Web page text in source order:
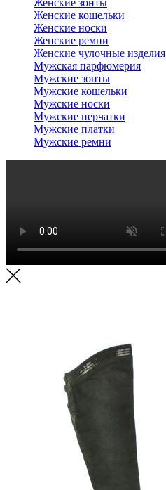
Женские зонты
Женские кошельки
Женские носки
Женские ремни
Женские чулочные изделия
Мужская парфюмерия
Мужские зонты
Мужские кошельки
Мужские носки
Мужские перчатки
Мужские платки
Мужские ремни